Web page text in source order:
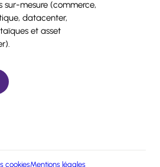
sur-mesure (commerce,
datacenter,
et asset
(nouvelle fenêtre)
cookiesMentions légales